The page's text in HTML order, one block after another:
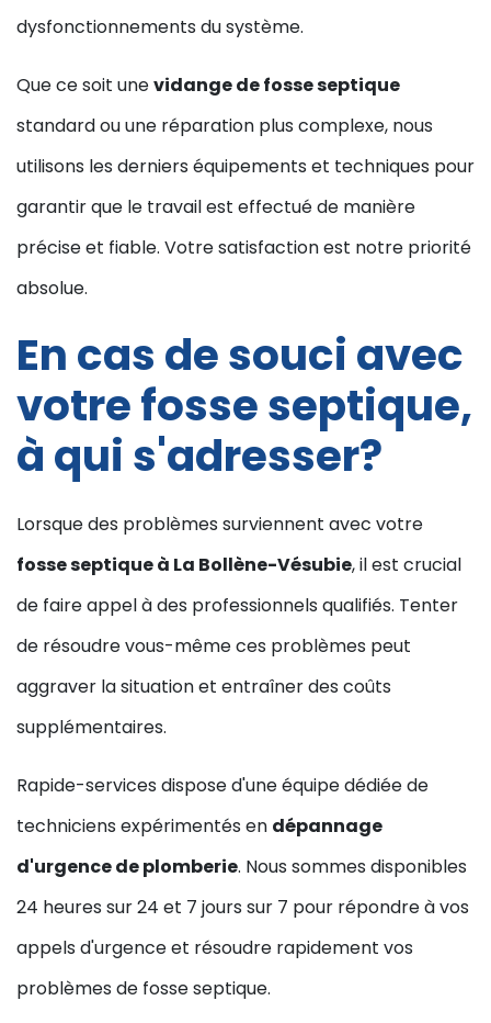
dysfonctionnements du système.
Que ce soit unevidange de fosse septique
standard ou une réparation plus complexe, nous
utilisons les derniers équipements et techniques pour
garantir que le travail est effectué de manière
précise et fiable. Votre satisfaction est notre priorité
absolue.
En cas de souci avec
votre fosse septique,
à qui s'adresser?
Lorsque des problèmes surviennent avec votre
fosse septique à La Bollène-Vésubie, il est crucial
de faire appel à des professionnels qualifiés. Tenter
de résoudre vous-même ces problèmes peut
aggraver la situation et entraîner des coûts
supplémentaires.
Rapide-services dispose d'une équipe dédiée de
techniciens expérimentés en dépannage
d'urgence de plomberie. Nous sommes disponibles
24 heures sur 24 et 7 jours sur 7 pour répondre à vos
appels d'urgence et résoudre rapidement vos
problèmes de fosse septique.